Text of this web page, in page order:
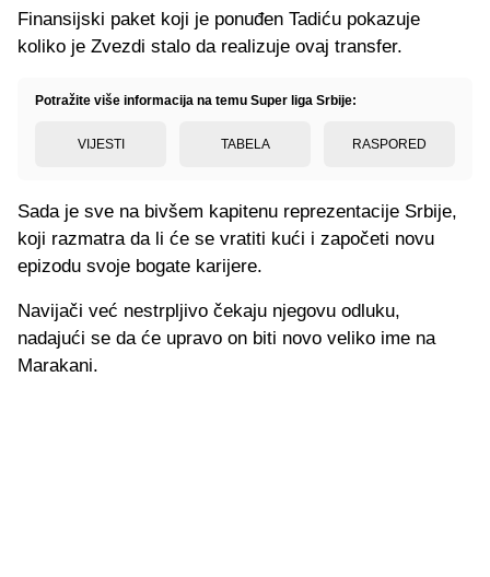
Finansijski paket koji je ponuđen Tadiću pokazuje
koliko je Zvezdi stalo da realizuje ovaj transfer.
Potražite više informacija na temu Super liga Srbije:
VIJESTI TABELA RASPORED
Sada je sve na bivšem kapitenu reprezentacije Srbije,
koji razmatra da li će se vratiti kući i započeti novu
epizodu svoje bogate karijere.
Navijači već nestrpljivo čekaju njegovu odluku,
nadajući se da će upravo on biti novo veliko ime na
Marakani.